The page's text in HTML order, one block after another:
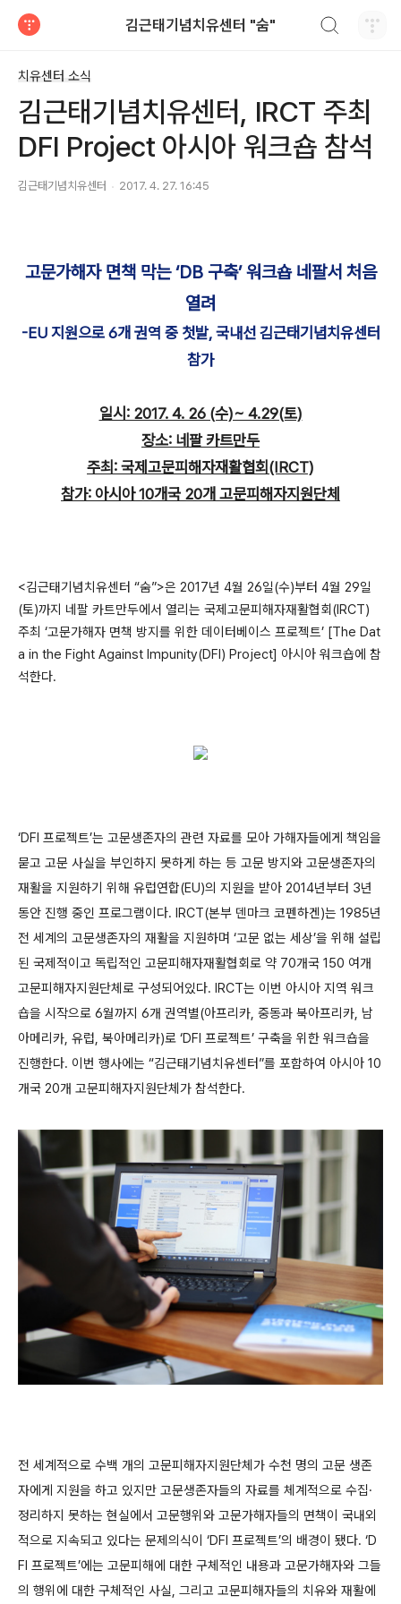
김근태기념치유센터 "숨"
치유센터 소식
김근태기념치유센터, IRCT 주최
DFI Project 아시아 워크숍 참석
김근태기념치유센터 2017. 4. 27. 16:45
고문가해자 면책 막는 ‘DB 구축’ 워크숍 네팔서 처음
열려
-EU 지원으로 6개 권역 중 첫발, 국내선 김근태기념치유센터
참가
일시: 2017. 4. 26 (수)~ 4.29(토)
장소: 네팔 카트만두
주최: 국제고문피해자재활협회(IRCT)
참가: 아시아 10개국 20개 고문피해자지원단체
<김근태기념치유센터 “숨”>은 2017년 4월 26일(수)부터 4월 29일
(토)까지 네팔 카트만두에서 열리는 국제고문피해자재활협회(IRCT)
주최 ‘고문가해자 면책 방지를 위한 데이터베이스 프로젝트’ [The Dat
a in the Fight Against Impunity(DFI) Project] 아시아 워크숍에 참
석한다.
‘DFI 프로젝트’는 고문생존자의 관련 자료를 모아 가해자들에게 책임을
묻고 고문 사실을 부인하지 못하게 하는 등 고문 방지와 고문생존자의
재활을 지원하기 위해 유럽연합(EU)의 지원을 받아 2014년부터 3년
동안 진행 중인 프로그램이다. IRCT(본부 덴마크 코펜하겐)는 1985년
전 세계의 고문생존자의 재활을 지원하며 ‘고문 없는 세상’을 위해 설립
된 국제적이고 독립적인 고문피해자재활협회로 약 70개국 150 여개
고문피해자지원단체로 구성되어있다. IRCT는 이번 아시아 지역 워크
숍을 시작으로 6월까지 6개 권역별(아프리카, 중동과 북아프리카, 남
아메리카, 유럽, 북아메리카)로 ‘DFI 프로젝트’ 구축을 위한 워크숍을
진행한다. 이번 행사에는 “김근태기념치유센터”를 포함하여 아시아 10
개국 20개 고문피해자지원단체가 참석한다.
전 세계적으로 수백 개의 고문피해자지원단체가 수천 명의 고문 생존
자에게 지원을 하고 있지만 고문생존자들의 자료를 체계적으로 수집·
정리하지 못하는 현실에서 고문행위와 고문가해자들의 면책이 국내외
적으로 지속되고 있다는 문제의식이 ‘DFI 프로젝트’의 배경이 됐다. ‘D
FI 프로젝트’에는 고문피해에 대한 구체적인 내용과 고문가해자와 그들
의 행위에 대한 구체적인 사실, 그리고 고문피해자들의 치유와 재활에